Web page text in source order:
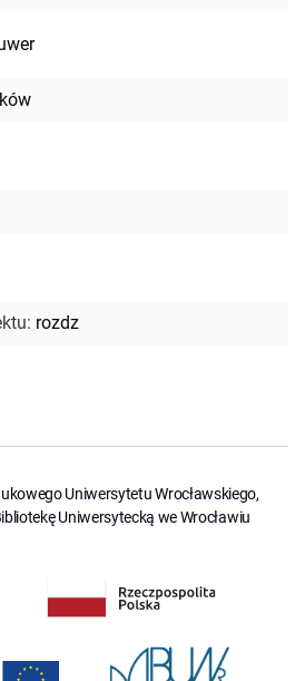
: rozdz
Uniwersytetu Wrocławskiego,
Uniwersytecką we Wrocławiu